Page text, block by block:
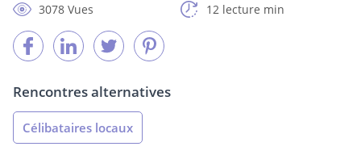
3078 Vues
12 lecture min
Rencontres alternatives
Célibataires locaux